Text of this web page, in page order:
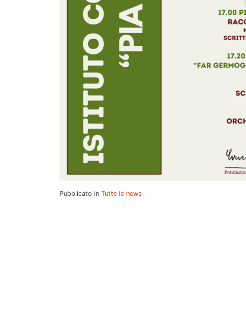
Pubblicato in Tutte le news